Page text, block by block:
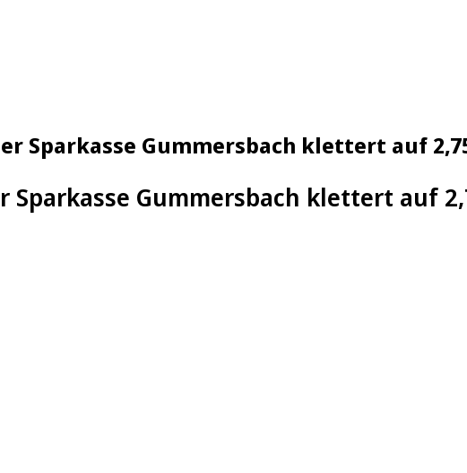
Sparkasse Gummersbach klettert auf
Sparkasse Gummersbach klettert auf